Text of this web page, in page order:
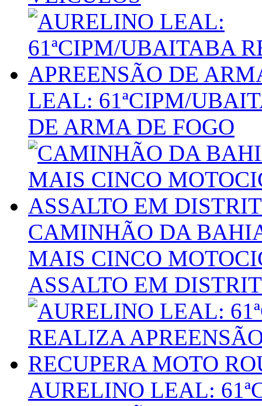
LEAL: 61ªCIPM/
DE ARMA DE FOGO
CAMINHÃO DA
MAIS CINCO
ASSALTO EM
AURELINO LEAL: